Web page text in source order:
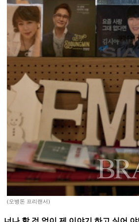
(오병돈 프리랜서)